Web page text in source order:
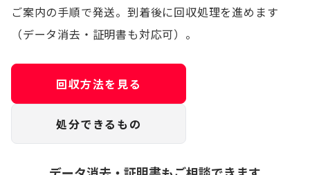
ご案内の手順で発送。到着後に回収処理を進めます
（データ消去・証明書も対応可）。
回収方法を見る
処分できるもの